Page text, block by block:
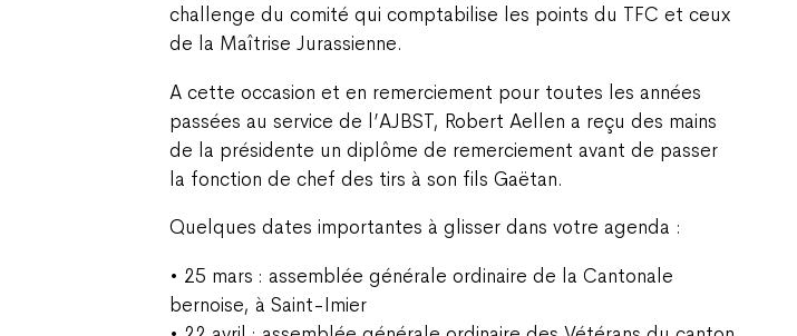
challenge du comité qui comptabilise les points du TFC et ceux
de la Maîtrise Jurassienne.
A cette occasion et en remerciement pour toutes les années
passées au service de l’AJBST, Robert Aellen a reçu des mains
de la présidente un diplôme de remerciement avant de passer
la fonction de chef des tirs à son fils Gaëtan.
Quelques dates importantes à glisser dans votre agenda :
• 25 mars : assemblée générale ordinaire de la Cantonale
bernoise, à Saint-Imier